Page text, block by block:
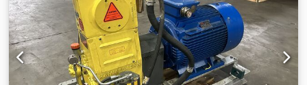
LxWxH：約2300x1000x1400mm 重量：約1500kg
Dodpfshtnnijx Aqqjkr 建設年：1996年 状態：中古でも良い状
態です。